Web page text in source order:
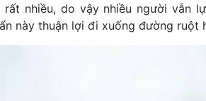
nhiều, do vậy nhiều người vẫn
này thuận lợi đi xuống đường ruột